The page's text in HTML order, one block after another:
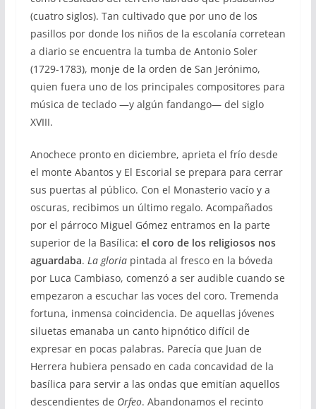
(cuatro siglos). Tan cultivado que por uno de los
pasillos por donde los niños de la escolanía corretean
a diario se encuentra la tumba de Antonio Soler
(1729-1783), monje de la orden de San Jerónimo,
quien fuera uno de los principales compositores para
música de teclado —y algún fandango—del siglo
XVIII.
Anochece pronto en diciembre, aprieta el frío desde
el monte Abantos y El Escorial se prepara para cerrar
sus puertas al público. Con el Monasterio vacío y a
oscuras, recibimos un último regalo. Acompañados
por el párroco Miguel Gómez entramos en la parte
superior de la Basílica: el coro de los religiosos nos
aguardaba. La gloriapintada al fresco en la bóveda
por Luca Cambiaso, comenzó a ser audible cuando se
empezaron a escuchar las voces del coro. Tremenda
fortuna, inmensa coincidencia. De aquellas jóvenes
siluetas emanaba un canto hipnótico difícil de
expresar en pocas palabras. Parecía que Juan de
Herrera hubiera pensado en cada concavidad de la
basílica para servir a las ondas que emitían aquellos
descendientes de Orfeo. Abandonamos el recinto